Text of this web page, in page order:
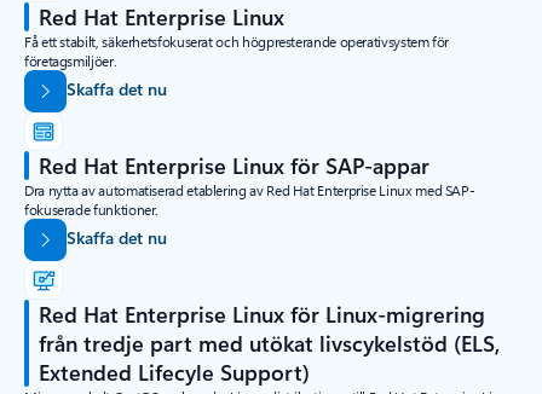
Red Hat Enterprise Linux
Få ett stabilt, säkerhetsfokuserat och högpresterande operativsystem för
företagsmiljöer.
Skaffa det nu
Red Hat Enterprise Linux för SAP-appar
Dra nytta av automatiserad etablering av Red Hat Enterprise Linux med SAP-
fokuserade funktioner.
Skaffa det nu
Red Hat Enterprise Linux för Linux-migrering
från tredje part med utökat livscykelstöd (ELS,
Extended Lifecyle Support)